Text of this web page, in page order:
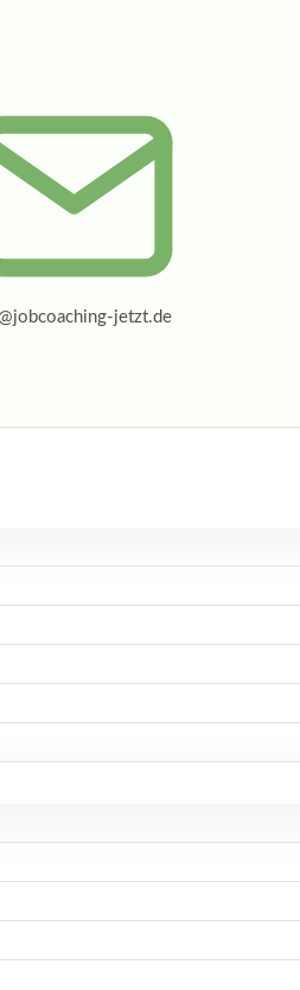
jetzt.de